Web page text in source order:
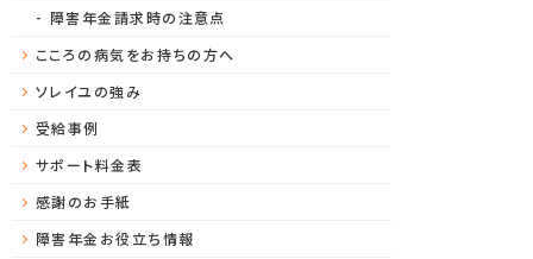
障害年金請求時の注意点
こころの病気をお持ちの方へ
ソレイユの強み
受給事例
サポート料金表
感謝のお手紙
障害年金お役立ち情報